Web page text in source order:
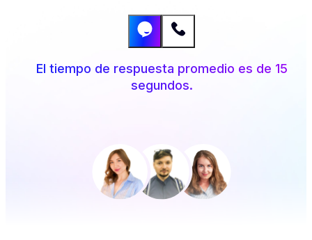
El tiempo de respuesta promedio es de 15
segundos.